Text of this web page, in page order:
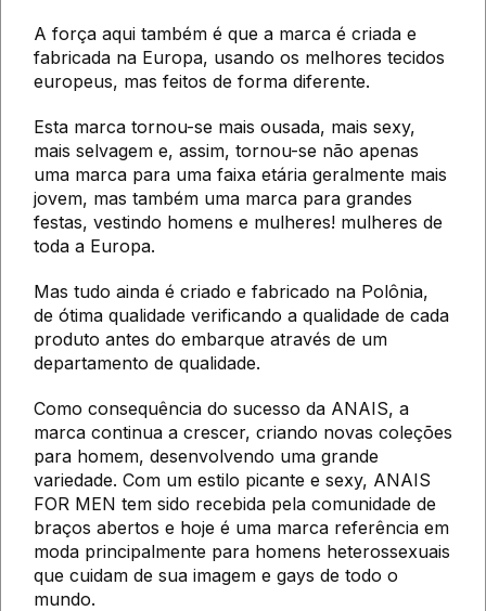
A força aqui também é que a marca é criada e
fabricada na Europa, usando os melhores tecidos
europeus, mas feitos de forma diferente.
Esta marca tornou-se mais ousada, mais sexy,
mais selvagem e, assim, tornou-se não apenas
uma marca para uma faixa etária geralmente mais
jovem, mas também uma marca para grandes
festas, vestindo homens e mulheres! mulheres de
toda a Europa.
Mas tudo ainda é criado e fabricado na Polônia,
de ótima qualidade verificando a qualidade de cada
produto antes do embarque através de um
departamento de qualidade.
Como consequência do sucesso da ANAIS, a
marca continua a crescer, criando novas coleções
para homem, desenvolvendo uma grande
variedade. Com um estilo picante e sexy, ANAIS
FOR MEN tem sido recebida pela comunidade de
braços abertos e hoje é uma marca referência em
moda principalmente para homens heterossexuais
que cuidam de sua imagem e gays de todo o
mundo.